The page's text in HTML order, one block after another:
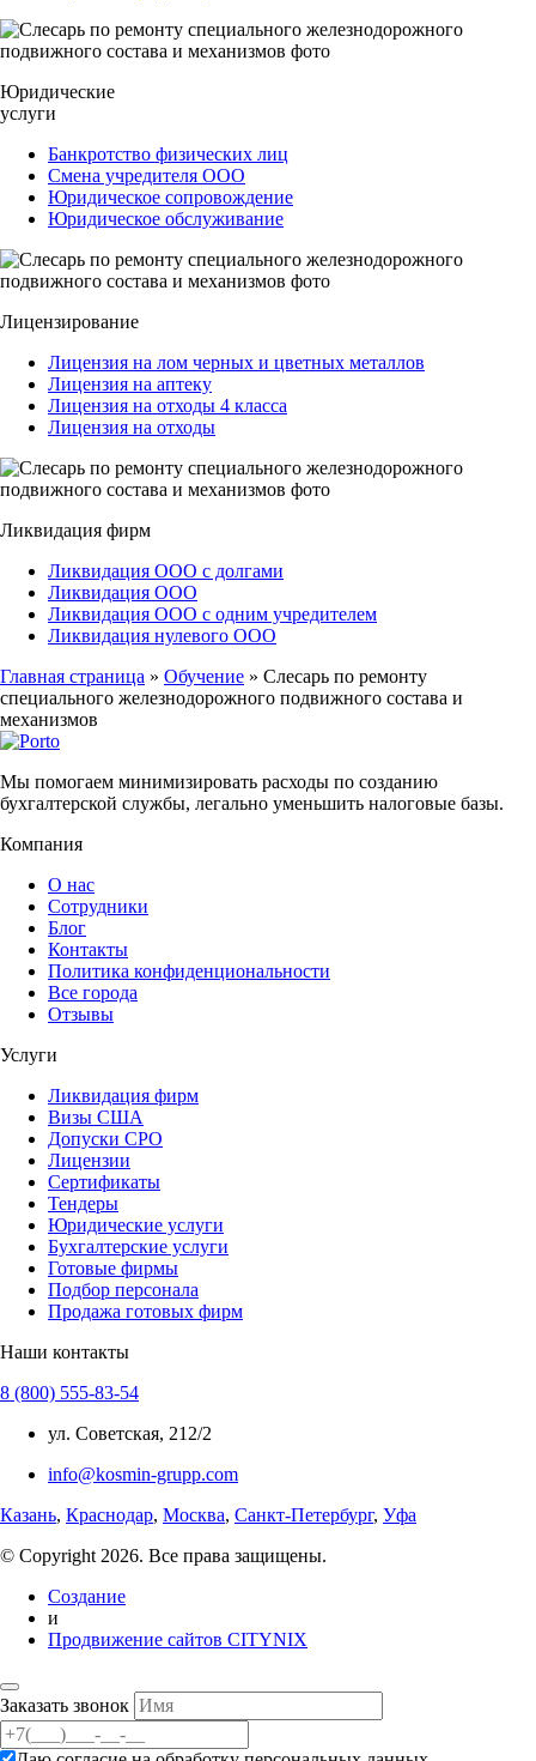
Юридические
услуги
Банкротство физических лиц
Смена учредителя ООО
Юридическое сопровождение
Юридическое обслуживание
Лицензирование
Лицензия на лом черных и цветных металлов
Лицензия на аптеку
Лицензия на отходы 4 класса
Лицензия на отходы
Ликвидация фирм
Ликвидация ООО с долгами
Ликвидация ООО
Ликвидация ООО с одним учредителем
Ликвидация нулевого ООО
Главная страница » Обучение » Слесарь по ремонту
специального железнодорожного подвижного состава и
механизмов
Мы помогаем минимизировать расходы по созданию
бухгалтерской службы, легально уменьшить налоговые базы.
Компания
О нас
Сотрудники
Блог
Контакты
Политика конфиденциональности
Все города
Отзывы
Услуги
Ликвидация фирм
Визы США
Допуски СРО
Лицензии
Сертификаты
Тендеры
Юридические услуги
Бухгалтерские услуги
Готовые фирмы
Подбор персонала
Продажа готовых фирм
Наши контакты
8 (800) 555-83-54
ул. Советская, 212/2
info@kosmin-grupp.com
Казань, Краснодар, Москва, Санкт-Петербург, Уфа
© Copyright 2026. Все права защищены.
Создание
и
Продвижение сайтов CITYNIX
Заказать звонок